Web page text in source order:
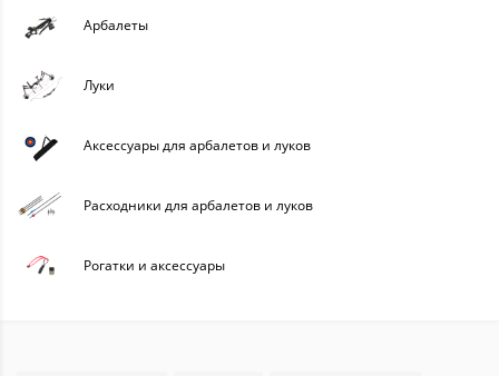
Арбалеты
Луки
Аксессуары для арбалетов и луков
Расходники для арбалетов и луков
Рогатки и аксессуары